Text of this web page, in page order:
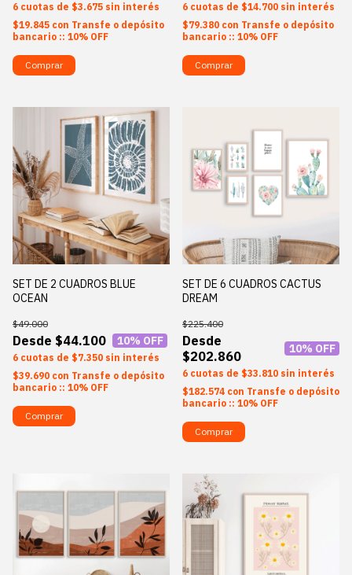
6 $3.675 sin interés
$19.845 con Transfe o depósito
bancario :: 10% OFF
Comprar
6 $14.700 sin interés
$79.380 con Transfe o depósito
bancario :: 10% OFF
Comprar
SET DE 2 CUADROS BLUE
OCEAN
$44.100
$49.000
10% OFF
6 $7.350 sin interés
$39.690 con Transfe o depósito
bancario :: 10% OFF
Comprar
SET DE 6 CUADROS CACTUS
DREAM
$202.860
$225.400
10% OFF
6 $33.810 sin interés
$182.574 con Transfe o depósito
bancario :: 10% OFF
Comprar